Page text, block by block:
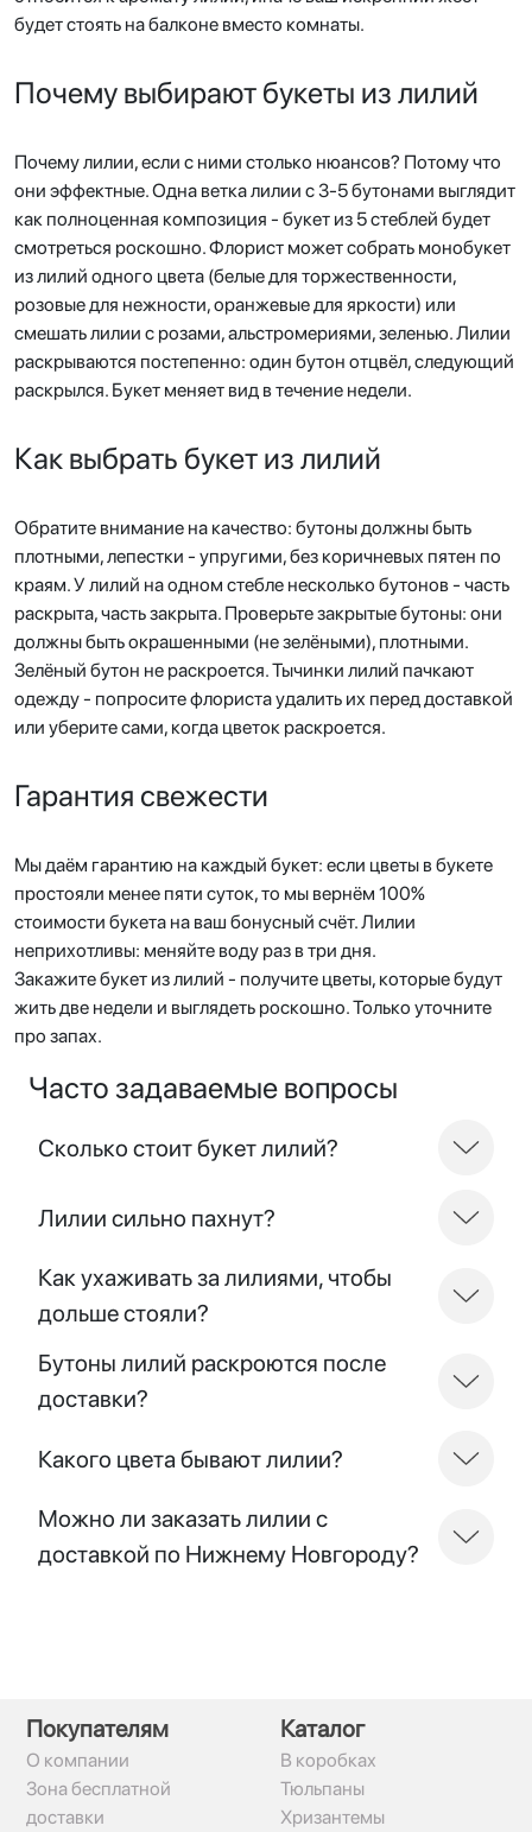
будет стоять на балконе вместо комнаты.
Почему выбирают букеты из лилий
Почему лилии, если с ними столько нюансов? Потому что
они эффектные. Одна ветка лилии с 3-5 бутонами выглядит
как полноценная композиция - букет из 5 стеблей будет
смотреться роскошно. Флорист может собрать монобукет
из лилий одного цвета (белые для торжественности,
розовые для нежности, оранжевые для яркости) или
смешать лилии с розами, альстромериями, зеленью. Лилии
раскрываются постепенно: один бутон отцвёл, следующий
раскрылся. Букет меняет вид в течение недели.
Как выбрать букет из лилий
Обратите внимание на качество: бутоны должны быть
плотными, лепестки - упругими, без коричневых пятен по
краям. У лилий на одном стебле несколько бутонов - часть
раскрыта, часть закрыта. Проверьте закрытые бутоны: они
должны быть окрашенными (не зелёными), плотными.
Зелёный бутон не раскроется. Тычинки лилий пачкают
одежду - попросите флориста удалить их перед доставкой
или уберите сами, когда цветок раскроется.
Гарантия свежести
Мы даём гарантию на каждый букет: если цветы в букете
простояли менее пяти суток, то мы вернём 100%
стоимости букета на ваш бонусный счёт. Лилии
неприхотливы: меняйте воду раз в три дня.
Закажите букет из лилий - получите цветы, которые будут
жить две недели и выглядеть роскошно. Только уточните
про запах.
Часто задаваемые вопросы
Сколько стоит букет лилий?
Лилии сильно пахнут?
Как ухаживать за лилиями, чтобы
дольше стояли?
Бутоны лилий раскроются после
доставки?
Какого цвета бывают лилии?
Можно ли заказать лилии с
доставкой по Нижнему Новгороду?
Покупателям
О компании
Зона бесплатной
доставки
Каталог
В коробках
Тюльпаны
Хризантемы